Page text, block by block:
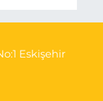
Eskişehir